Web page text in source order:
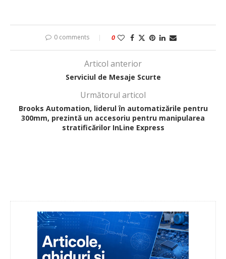
0 comments 0
Articol anterior
Serviciul de Mesaje Scurte
Următorul articol
Brooks Automation, liderul în automatizările pentru
300mm, prezintă un accesoriu pentru manipularea
stratificărilor InLine Express